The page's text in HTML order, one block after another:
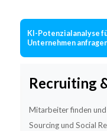
KI-Potenzialanalyse
Unternehmen
Recruiting
Mitarbeiter finden
Sourcing und Social